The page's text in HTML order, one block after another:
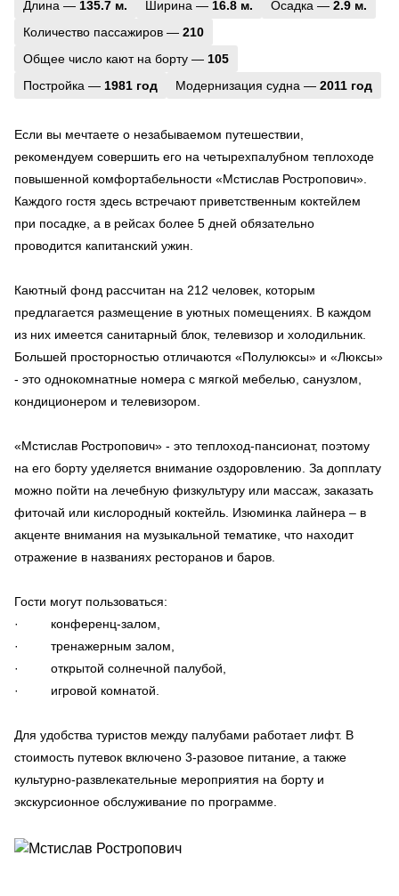
Длина — 135.7 м. Ширина — 16.8 м. Осадка — 2.9 м.
Количество пассажиров — 210
Общее число кают на борту — 105
Постройка — 1981 год Модернизация судна — 2011 год
Если вы мечтаете о незабываемом путешествии,
рекомендуем совершить его на четырехпалубном теплоходе
повышенной комфортабельности «Мстислав Ростропович».
Каждого гостя здесь встречают приветственным коктейлем
при посадке, а в рейсах более 5 дней обязательно
проводится капитанский ужин.
Каютный фонд рассчитан на 212 человек, которым
предлагается размещение в уютных помещениях. В каждом
из них имеется санитарный блок, телевизор и холодильник.
Большей просторностью отличаются «Полулюксы» и «Люксы»
- это однокомнатные номера с мягкой мебелью, санузлом,
кондиционером и телевизором.
«Мстислав Ростропович» - это теплоход-пансионат, поэтому
на его борту уделяется внимание оздоровлению. За допплату
можно пойти на лечебную физкультуру или массаж, заказать
фиточай или кислородный коктейль. Изюминка лайнера – в
акценте внимания на музыкальной тематике, что находит
отражение в названиях ресторанов и баров.
Гости могут пользоваться:
· конференц-залом,
· тренажерным залом,
· открытой солнечной палубой,
· игровой комнатой.
Для удобства туристов между палубами работает лифт. В
стоимость путевок включено 3-разовое питание, а также
культурно-развлекательные мероприятия на борту и
экскурсионное обслуживание по программе.